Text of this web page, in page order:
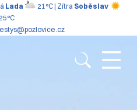
Lada 21°C | Zítra Soběslav
25°C